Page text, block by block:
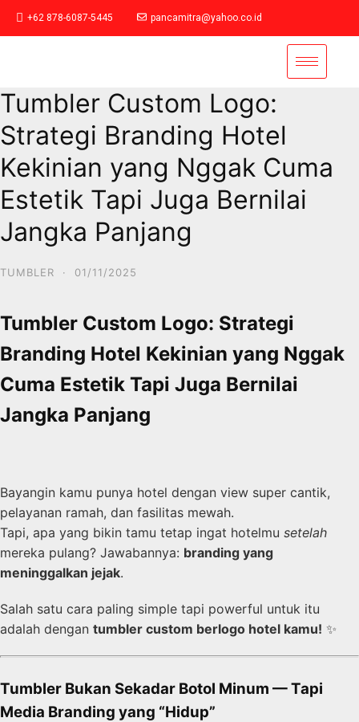
+62 878-6087-5445 pancamitra@yahoo.co.id
Tumbler Custom Logo:
Strategi Branding Hotel
Kekinian yang Nggak Cuma
Estetik Tapi Juga Bernilai
Jangka Panjang
TUMBLER · 01/11/2025
Tumbler Custom Logo: Strategi
Branding Hotel Kekinian yang Nggak
Cuma Estetik Tapi Juga Bernilai
Jangka Panjang
Bayangin kamu punya hotel dengan view super cantik,
pelayanan ramah, dan fasilitas mewah.
Tapi, apa yang bikin tamu tetap ingat hotelmu setelah
mereka pulang? Jawabannya: branding yang
meninggalkan jejak.
Salah satu cara paling simple tapi powerful untuk itu
adalah dengan tumbler custom berlogo hotel kamu! ✨
Tumbler Bukan Sekadar Botol Minum — Tapi
Media Branding yang “Hidup”